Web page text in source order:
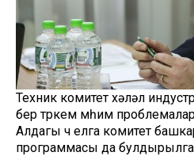
Техник комитет хәләл
бер төркем мөһим
Алдагы өч елга комитет
программасы да